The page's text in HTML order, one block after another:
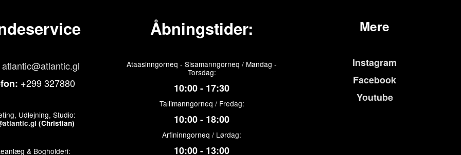
atlantic@atlantic.gl
+299 327880
Udlejning, Studio:
(Christian)
& Bogholderi:
Åbningstider:
Ataasinngorneq - Sisamanngorneq / Mandag -
Torsdag:
10:00 - 17:30
Tallimanngorneq / Fredag:
10:00 - 18:00
Arfininngorneq / Lørdag:
10:00 - 13:00
Mere
Instagram
Facebook
Youtube